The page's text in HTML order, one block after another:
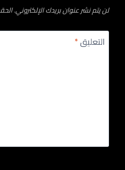
لن يتم نشر عنوان بريدك الإلكتروني.
التعليق*